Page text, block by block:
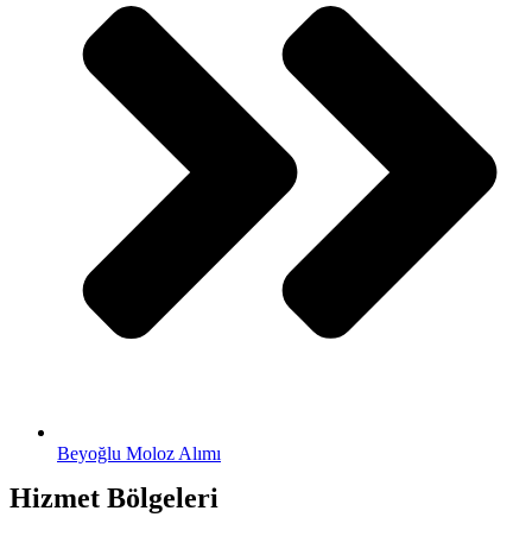
Beyoğlu Moloz Alımı
Hizmet Bölgeleri